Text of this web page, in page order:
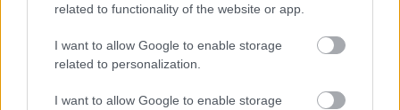
related to functionality of the website or app.
I want to allow Google to enable storage
related to personalization.
I want to allow Google to enable storage